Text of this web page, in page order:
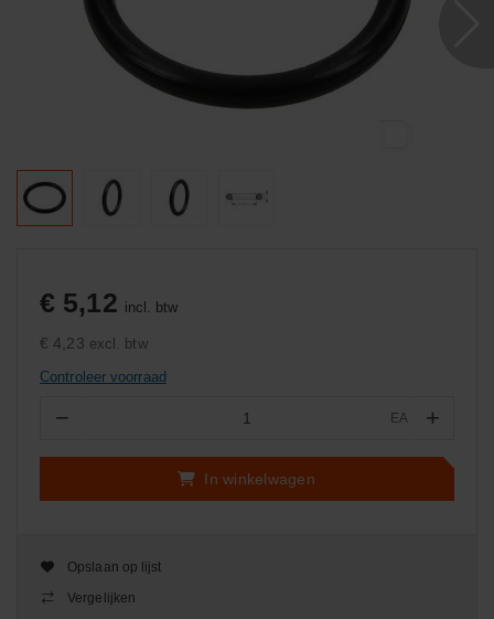
€ 5,12 incl. btw
€ 4,23 excl. btw
Controleer voorraad
− EA +
In winkelwagen
Opslaan op lijst
Vergelijken